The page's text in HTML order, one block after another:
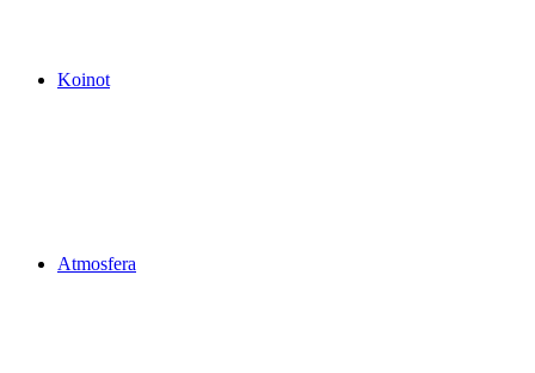
Koinot
Atmosfera